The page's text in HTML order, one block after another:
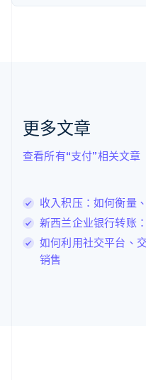
更多文章
查看所有“支付”相关文章
收入积压：如何衡量
新西兰企业银行转账
如何利用社交平台、
销售
EnglishSvenska
English Italiano
拉脱维亚
立陶宛
DeutschEnglish
卢森堡
Français Deutsch English
罗马尼亚
English